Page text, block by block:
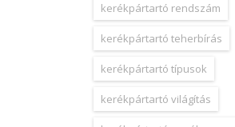
kerékpártartó rendszám
kerékpártartó teherbírás
kerékpártartó típusok
kerékpártartó világítás